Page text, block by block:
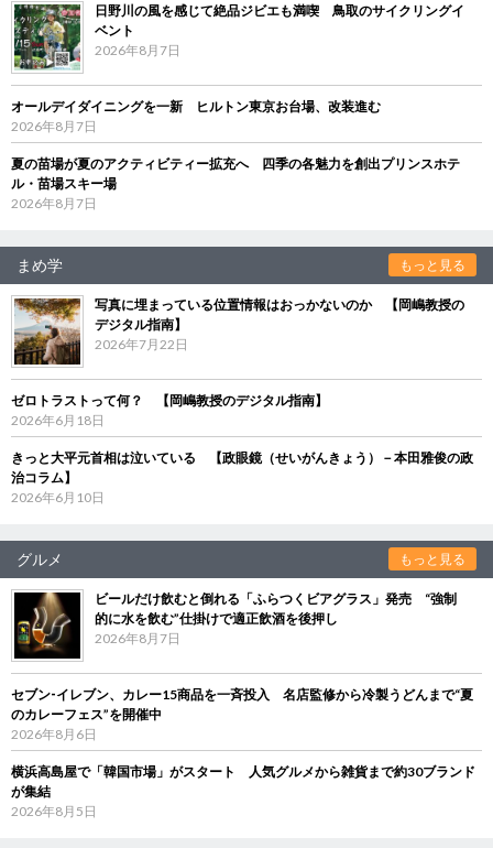
日野川の風を感じて絶品ジビエも満喫 鳥取のサイクリングイ
ベント
2026年8月7日
オールデイダイニングを一新 ヒルトン東京お台場、改装進む
2026年8月7日
夏の苗場が夏のアクティビティー拡充へ 四季の各魅力を創出プリンスホテ
ル・苗場スキー場
2026年8月7日
まめ学 もっと見る
写真に埋まっている位置情報はおっかないのか 【岡嶋教授の
デジタル指南】
2026年7月22日
ゼロトラストって何？ 【岡嶋教授のデジタル指南】
2026年6月18日
きっと大平元首相は泣いている 【政眼鏡（せいがんきょう）－本田雅俊の政
治コラム】
2026年6月10日
グルメ もっと見る
ビールだけ飲むと倒れる「ふらつくビアグラス」発売 “強制
的に水を飲む”仕掛けで適正飲酒を後押し
2026年8月7日
セブン‐イレブン、カレー15商品を一斉投入 名店監修から冷製うどんまで“夏
のカレーフェス”を開催中
2026年8月6日
横浜高島屋で「韓国市場」がスタート 人気グルメから雑貨まで約30ブランド
が集結
2026年8月5日